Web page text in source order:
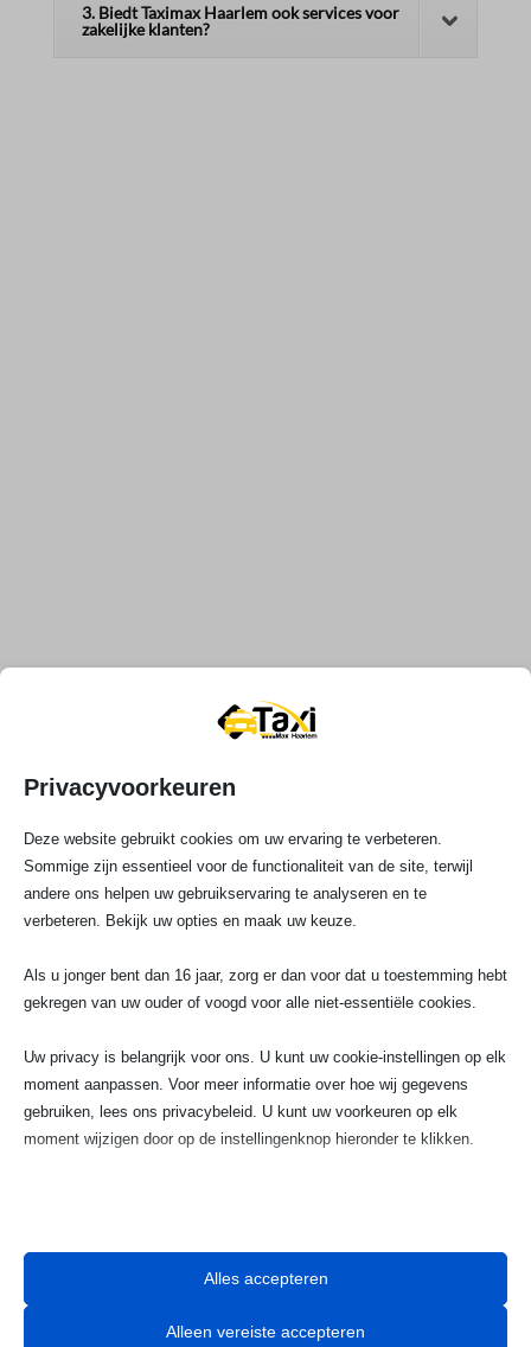
3. Biedt Taximax Haarlem ook services voor
zakelijke klanten?

Telefoonnummer
023 720 05 22
info@taximaxhaarlem.nl
Privacyvoorkeuren
Deze website gebruikt cookies om uw ervaring te verbeteren.
Sommige zijn essentieel voor de functionaliteit van de site, terwijl
andere ons helpen uw gebruikservaring te analyseren en te
verbeteren. Bekijk uw opties en maak uw keuze.
Als u jonger bent dan 16 jaar, zorg er dan voor dat u toestemming hebt
gekregen van uw ouder of voogd voor alle niet-essentiële cookies.
Uw privacy is belangrijk voor ons. U kunt uw cookie-instellingen op elk
moment aanpassen. Voor meer informatie over hoe wij gegevens
gebruiken, lees ons privacybeleid. U kunt uw voorkeuren op elk
moment wijzigen door op de instellingenknop hieronder te klikken.
kunnen aanbieden, kan beïnvloeden.
Essentiële cookies en services bieden basisfunctionaliteit en zijn
Alles accepteren
Alleen vereiste accepteren